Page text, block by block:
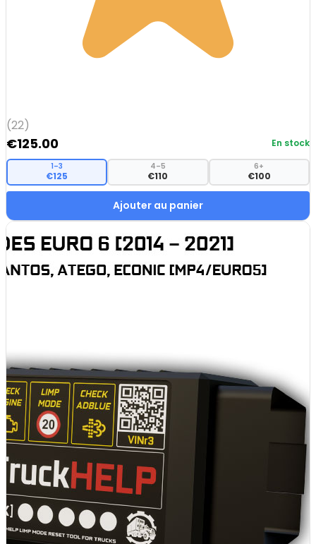
(22)
€125.00 En stock
1–3
€125
4–5
€110
6+
€100
Ajouter au panier